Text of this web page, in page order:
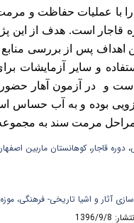
را با عملیات حفاظت و
و دوره قاجار است. هدف
پس از بررسی منابع
و سایر
بوده و به آب
مراحل مرمت سند به
، دوره قاجار،کوهانستان ماربین
آثار و اشیا تاریخی- فرهنگی،